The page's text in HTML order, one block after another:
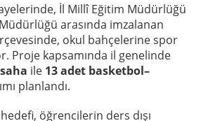
İl Millî Eğitim Müdürlüğü
arasında imzalanan
okul bahçelerine spor
Proje kapsamında il genelinde
ile 13 adet basketbol–
planlandı.
öğrencilerin ders dışı